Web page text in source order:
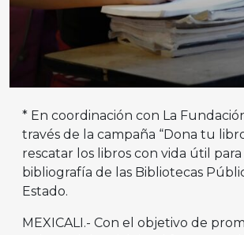
* En coordinación con La
través de la campaña “Dona tu
rescatar los libros con vida útil
bibliografía de las Bibliotecas
Estado.
MEXICALI.- Con el objetivo de